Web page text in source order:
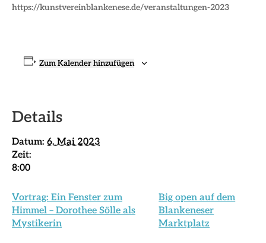
https://kunstvereinblankenese.de/veranstaltungen-2023
Zum Kalender hinzufügen
Details
Datum: 6. Mai 2023
Zeit:
8:00
Vortrag: Ein Fenster zum
Himmel – Dorothee Sölle als
Mystikerin
Big open auf dem
Blankeneser
Marktplatz